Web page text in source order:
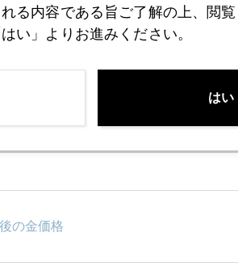
の金価格
る内容である旨ご了解の上、閲覧
い」よりお進みください。
はい